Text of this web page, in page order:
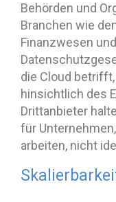
Behörden und
Branchen wie
Finanzwesen
die Cloud
hinsichtlich des
Drittanbieter
für
arbeiten, nicht